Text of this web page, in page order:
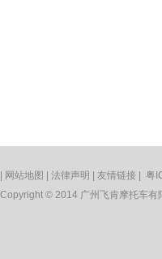
网站地图 法律声明 友情链接
粤
Copyright © 2014 广州飞肯摩托车